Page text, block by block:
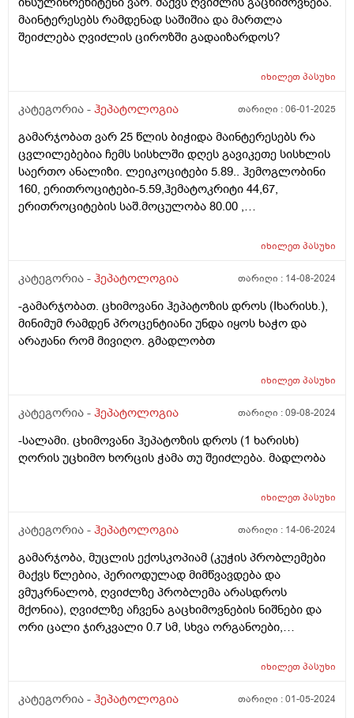
მაინტერესებს რამდენად საშიშია და მართლა
შეიძლება ღვიძლის ციროზში გადაიზარდოს?
იხილეთპასუხი
კატეგორია - ჰეპატოლოგია თარიღი :06-01-2025
გამარჯობათ ვარ 25 წლის ბიჭიდა მაინტერესებს რა
ცვლილებებია ჩემს სისხლში დღეს გავიკეთე სისხლის
საერთო ანალიზი. ლეიკოციტები 5.89.. ჰემოგლობინი
160, ერითროციტები-5.59,ჰემატოკრიტი 44,67,
ერითროციტების საშ.მოცულობა 80.00 ,
ჩხირბირთვიანი ნეიტროფილები- 1 .
ეიზონოფილები-2, ლიმფოციტები% -28
,მონოციტების%-9 , და ასეევე რამდენჯერაც სისხლის
ანალიზი ავიღე ასეთირამ არ შემხვედრია არასდროს
<< -ამის შედეგი არის 31.00 და ზღვარი 35.0-56.0 და რა
კუჭში ხშირი გასვლა და ხშირი შარდვა ესენი რაც
მოგწერეთ წერია შედეგები მაგრამ ბევრი რამე არ
წერია კიდე და გვერდზე პატარა ფურცელია მიკრული
ალბად რაც იქ არ წერია ფურცელზე ესენი ცალკე
ასევე მაღალმაჩვენებლიანები - MON% - 9.6% .MCHC -
დაბალ მაღალი რისი მანიშნებელია გთხოვათ
მიპასუხოთ
იხილეთპასუხი
კატეგორია - ჰეპატოლოგია თარიღი : 14-08-2024
-გამარჯობათ. ცხიმოვანი ჰეპატოზის დროს (Iხარისხ.),
მინიმუმ რამდენ პროცენტიანი უნდა იყოს ხაჭო და
არაჟანი რომ მივიღო. გმადლობთ
იხილეთპასუხი
კატეგორია - ჰეპატოლოგია თარიღი :09-08-2024
-სალამი. ცხიმოვანი ჰეპატოზის დროს (1 ხარისხ)
ღორის უცხიმო ხორცის ჭამა თუ შეიძლება. მადლობა
იხილეთპასუხი
კატეგორია - ჰეპატოლოგია თარიღი : 14-06-2024
გამარჯობა, მუცლის ექოსკოპიამ (კუჭის პრობლემები
მაქვს წლებია, პერიოდულად მიმწვავდება და
ვმუკრნალობ, ღვიძლზე პრობლემა არასდროს
მქონია), ღვიძლზე აჩვენა გაცხიმოვნების ნიშნები და
ორი ცალი ჯირკვალი 0.7 სმ, სხვა ორგანოები,
სითხე მუცლის ღრუში არ არის, ღვიძლის ზომა
ფუნქციური სინჯები alt 17.5 - n 10-40. alp 58 n <129. ast
იხილეთპასუხი
კატეგორია - ჰეპატოლოგია თარიღი :01-05-2024